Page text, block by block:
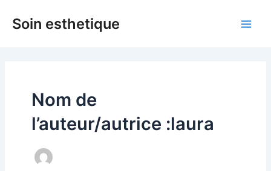
Soin esthetique
Nom de
l’auteur/autrice :laura